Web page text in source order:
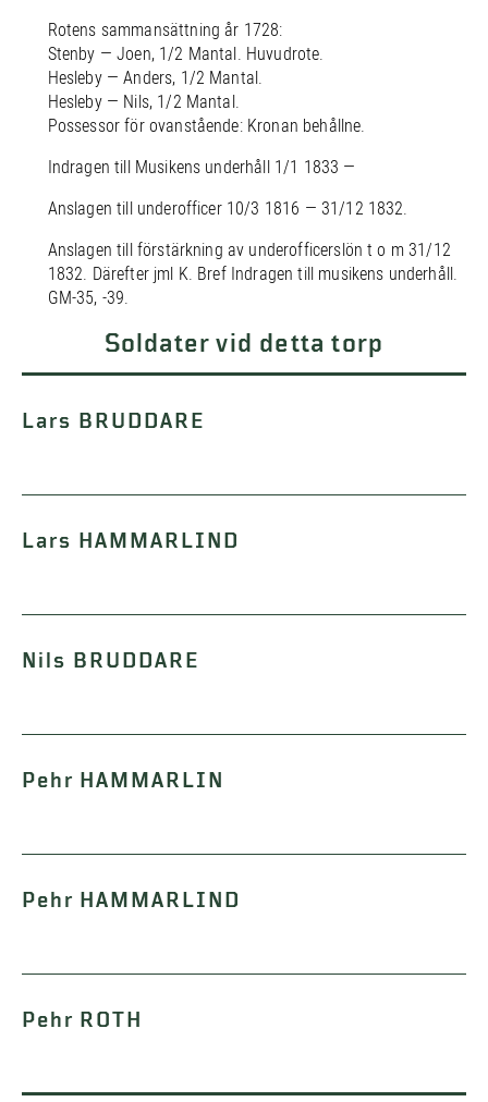
Rotens sammansättning år 1728:
Stenby — Joen, 1/2 Mantal. Huvudrote.
Hesleby — Anders, 1/2 Mantal.
Hesleby — Nils, 1/2 Mantal.
Possessor för ovanstående: Kronan behållne.
Indragen till Musikens underhåll 1/1 1833 —
Anslagen till underofficer 10/3 1816 — 31/12 1832.
Anslagen till förstärkning av underofficerslön t o m 31/12
1832. Därefter jml K. Bref Indragen till musikens underhåll.
GM-35, -39.
Soldater vid detta torp
Lars BRUDDARE
Lars HAMMARLIND
Nils BRUDDARE
Pehr HAMMARLIN
Pehr HAMMARLIND
Pehr ROTH